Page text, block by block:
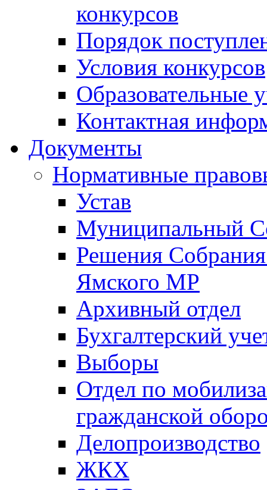
конкурсов
Порядок
Условия конкурсов
Образовательные
Контактная
Документы
Нормативные
Устав
Муниципальный
Решения
Ямского МР
Архивный отдел
Бухгалтерский
Выборы
Отдел по
гражданской
Делопроизводство
ЖКХ